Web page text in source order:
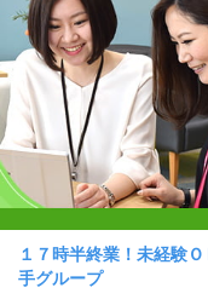
１７時半終業！未経験
手グループ